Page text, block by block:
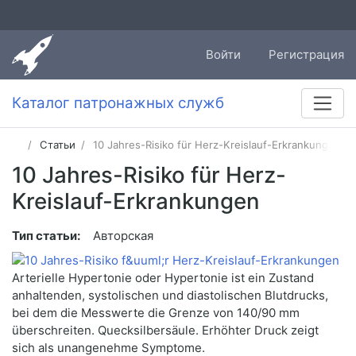
Войти Регистрация
Каталог патронажных служб
Статьи 10 Jahres-Risiko für Herz-Kreislauf-Erkrankungen
10 Jahres-Risiko für Herz-
Kreislauf-Erkrankungen
Тип статьи: Авторская
Arterielle Hypertonie oder Hypertonie ist ein Zustand
anhaltenden, systolischen und diastolischen Blutdrucks,
bei dem die Messwerte die Grenze von 140/90 mm
überschreiten. Quecksilbersäule. Erhöhter Druck zeigt
sich als unangenehme Symptome.